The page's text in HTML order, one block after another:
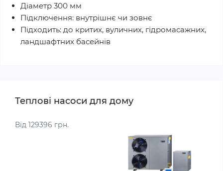
Діаметр 300 мм
Підключення: внутрішнє чи зовнє
Підходить: до критих, вуличних, гідромасажних,
ландшафтних басейнів
Теплові насоси для дому
Від 129396 грн.